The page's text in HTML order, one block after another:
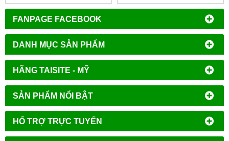
FANPAGE FACEBOOK
DANH MỤC SẢN PHẨM
HÃNG TAISITE - MỸ
SẢN PHẨM NỔI BẬT
HỔ TRỢ TRỰC TUYẾN